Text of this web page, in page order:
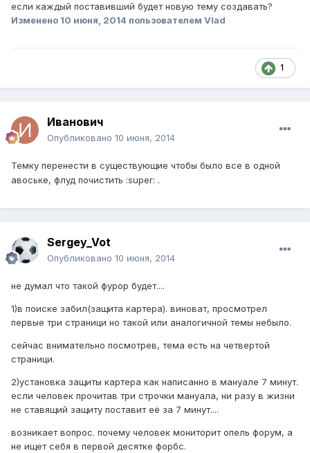
если каждый поставивший будет новую тему создавать?
Изменено 10 июня, 2014 пользователем Vlad
1
Иванович
Опубликовано 10 июня, 2014
Темку перенести в существующие чтобы было все в одной
авоське, флуд почистить :super: .
Sergey_Vot
Опубликовано 10 июня, 2014
не думал что такой фурор будет....
1)в поиске забил(защита картера). виноват, просмотрел
первые три страници но такой или аналогичной темы небыло.
сейчас внимательно посмотрев, тема есть на четвертой
страници.
2)установка защиты картера как написанно в мануале 7 минут.
если человек прочитав три строчки мануала, ни разу в жизни
не ставящий защиту поставит её за 7 минут....
возникает вопрос. почему человек мониторит опель форум, а
не ищет себя в первой десятке форбс.